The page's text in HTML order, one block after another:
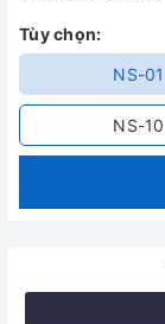
Tùy chọn:
NS-01
NS-10